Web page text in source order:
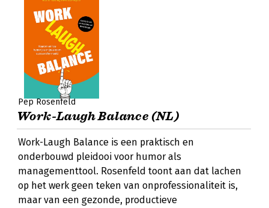
Pep Rosenfeld
Work-Laugh Balance (NL)
Work-Laugh Balance is een praktisch en
onderbouwd pleidooi voor humor als
managementtool. Rosenfeld toont aan dat lachen
op het werk geen teken van onprofessionaliteit is,
maar van een gezonde, productieve